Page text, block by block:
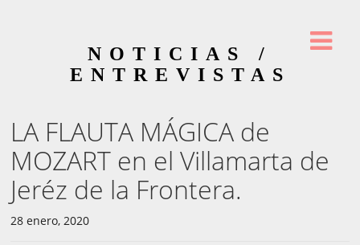
NOTICIAS /
ENTREVISTAS
LA FLAUTA MÁGICA de
MOZART en el Villamarta de
Jeréz de la Frontera.
28 enero, 2020